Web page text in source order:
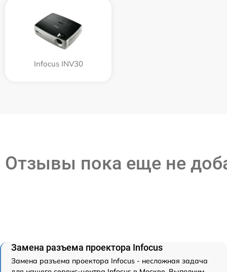
Infocus INV30
Отзывы пока еще не
Замена разъема проектора Infocus
Замена разъема проектора Infocus - несложная задача